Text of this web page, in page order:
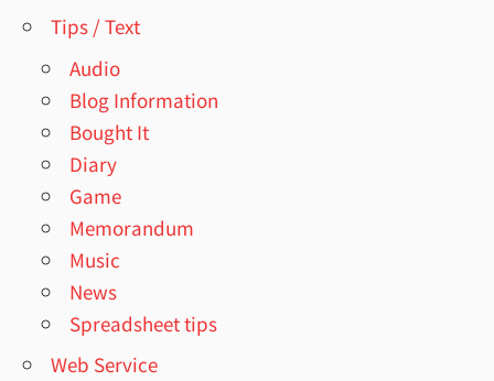
Tips / Text
Audio
Blog Information
Bought It
Diary
Game
Memorandum
Music
News
Spreadsheet tips
Web Service